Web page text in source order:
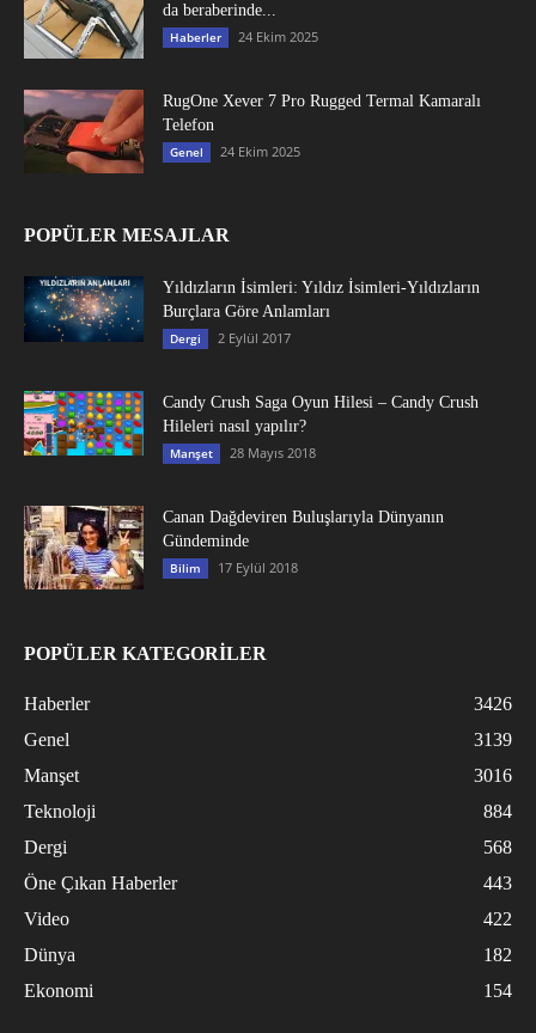
da beraberinde...
Haberler 24 Ekim 2025
RugOne Xever 7 Pro Rugged Termal Kamaralı
Telefon
Genel 24 Ekim 2025
POPÜLER MESAJLAR
Yıldızların İsimleri: Yıldız İsimleri-Yıldızların
Burçlara Göre Anlamları
Dergi 2 Eylül 2017
Candy Crush Saga Oyun Hilesi – Candy Crush
Hileleri nasıl yapılır?
Manşet 28 Mayıs 2018
Canan Dağdeviren Buluşlarıyla Dünyanın
Gündeminde
Bilim 17 Eylül 2018
POPÜLER KATEGORİLER
Haberler
3426
Genel
3139
Manşet
3016
Teknoloji
884
Dergi
568
Öne Çıkan Haberler
443
Video
422
Dünya
182
Ekonomi
154